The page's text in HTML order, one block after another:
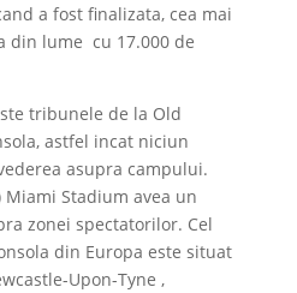
a fost finalizata, cea mai
din lume cu 17.000 de
tribunele de la Old
astfel incat niciun
asupra campului.
Stadium avea un
zonei spectatorilor. Cel
din Europa este situat
Upon-Tyne ,